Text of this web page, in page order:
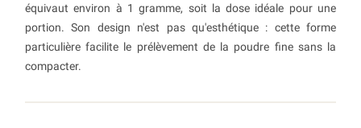
équivaut environ à 1 gramme, soit la dose idéale pour une
portion. Son design n'est pas qu'esthétique : cette forme
particulière facilite le prélèvement de la poudre fine sans la
compacter.